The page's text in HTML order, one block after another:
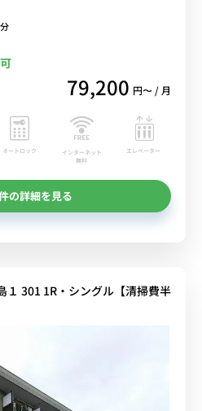
ところ大型スーパーの「イトーヨー
安レンタル中
79,200 円〜 / 月
オートロック
インターネット
無料
エレベーター
の詳細を見る
１ 301 1R・シングル【清掃費半